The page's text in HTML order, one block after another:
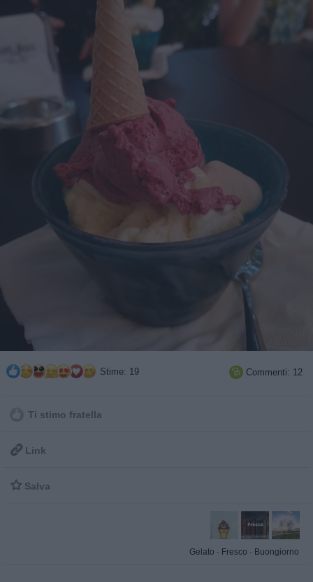
Stime: 19  Commenti: 12
Ti stimo fratella
 Link
 Salva
Gelato · Fresco · Buongiorno